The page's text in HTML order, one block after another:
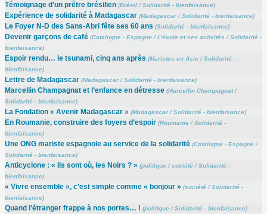
Témoignage d’un prêtre brésilien (Brésil/Solidarité - bienfaisance)
Expérience de solidarité à Madagascar (Madagascar/Solidarité - bienfaisance)
Le Foyer N-D des Sans-Abri fête ses 60 ans (Solidarité - bienfaisance)
Devenir garçons de café (Catalogne - Espagne/L’école et ses activités /Solidarité -
bienfaisance)
Espoir rendu… le tsunami, cinq ans après (Maristes en Asie/Solidarité -
bienfaisance)
Lettre de Madagascar (Madagascar/Solidarité - bienfaisance)
Marcellin Champagnat et l’enfance en détresse (Marcellin Champagnat/
Solidarité - bienfaisance)
La Fondation « Avenir Madagascar » (Madagascar/Solidarité - bienfaisance)
En Roumanie, construire des foyers d’espoir (Roumanie/Solidarité -
bienfaisance)
Une ONG mariste espagnole au service de la solidarité (Catalogne - Espagne/
Solidarité - bienfaisance)
Anticyclone : « Ils sont où, les Noirs ? » (politique/ société/Solidarité -
bienfaisance)
« Vivre ensemble », c’est simple comme « bonjour » (société/Solidarité -
bienfaisance)
Quand l’étranger frappe à nos portes… ! (politique/Solidarité - bienfaisance)